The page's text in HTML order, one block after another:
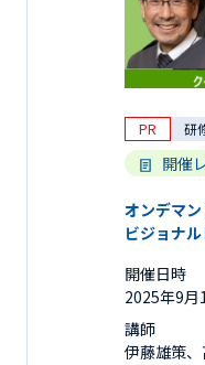
PR 研
開催
オンデマ
ビジョナ
開催日時
2025年9月
講師
伊藤雄策